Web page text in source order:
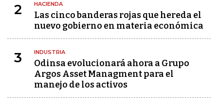
2 HACIENDA
Las cinco banderas rojas que hereda el
nuevo gobierno en materia económica
3 INDUSTRIA
Odinsa evolucionará ahora a Grupo
Argos Asset Managment para el
manejo de los activos